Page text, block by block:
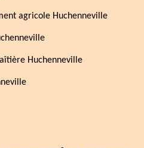
agricole Huchenneville
Huchenneville